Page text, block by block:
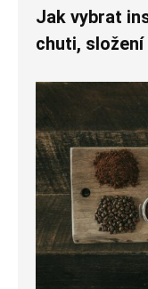
Jak vybrat
chuti,